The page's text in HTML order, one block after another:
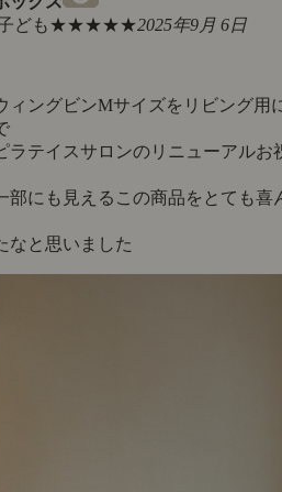
ども★★★★★2025年9月 6日
ィングビンMサイズをリビング用
ラテイスサロンのリニューアルお
部にも見えるこの商品をとても喜
なと思いました